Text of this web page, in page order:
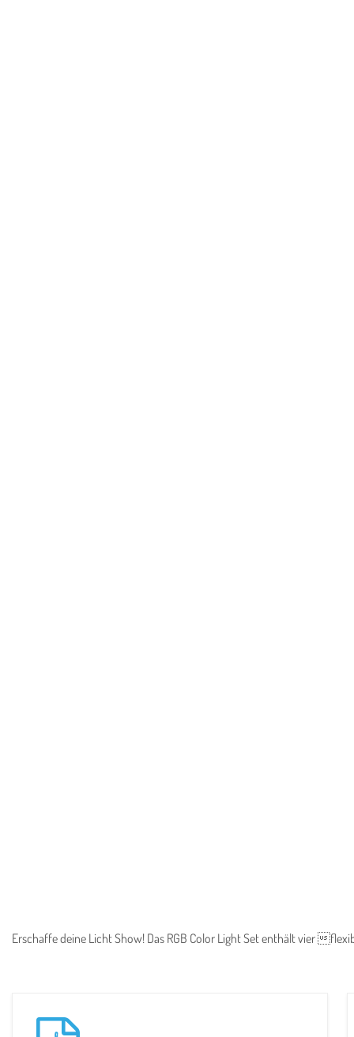
Erschaffe deine Licht Show! Das RGB Color Light Set enthält vier